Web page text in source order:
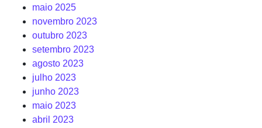
maio 2025
novembro 2023
outubro 2023
setembro 2023
agosto 2023
julho 2023
junho 2023
maio 2023
abril 2023